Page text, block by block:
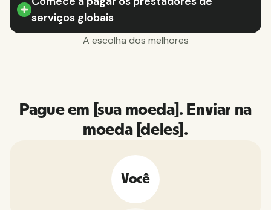
serviços globais
A escolha dos melhores
Pague em [sua moeda]. Enviar na
moeda [deles].
Você